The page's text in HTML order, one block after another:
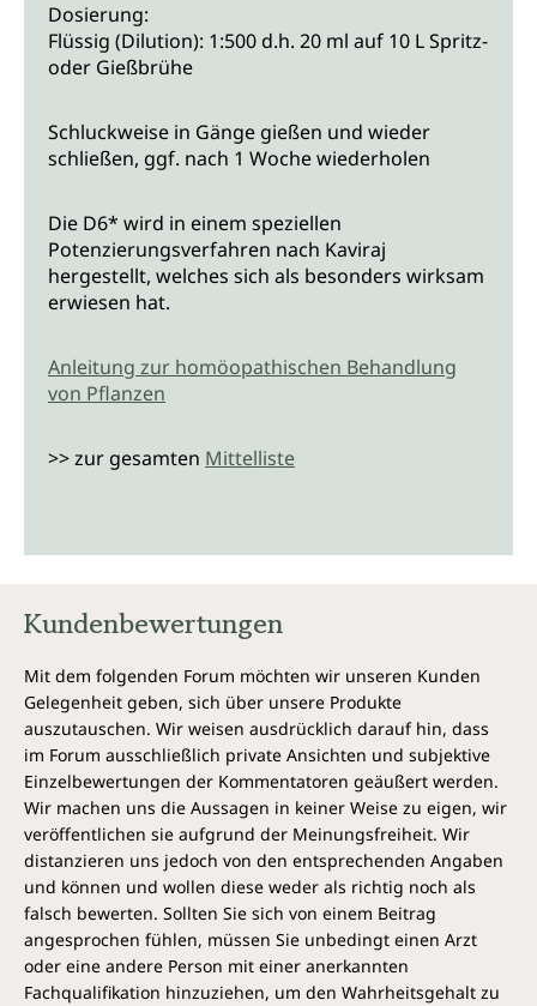
Dosierung:
Flüssig (Dilution): 1:500 d.h. 20 ml auf 10 L Spritz-
oder Gießbrühe
Schluckweise in Gänge gießen und wieder
schließen, ggf. nach 1 Woche wiederholen
Die D6* wird in einem speziellen
Potenzierungsverfahren nach Kaviraj
hergestellt, welches sich als besonders wirksam
erwiesen hat.
Anleitung zur homöopathischen Behandlung
von Pflanzen
>> zur gesamten Mittelliste
Kundenbewertungen
Mit dem folgenden Forum möchten wir unseren Kunden
Gelegenheit geben, sich über unsere Produkte
auszutauschen. Wir weisen ausdrücklich darauf hin, dass
im Forum ausschließlich private Ansichten und subjektive
Einzelbewertungen der Kommentatoren geäußert werden.
Wir machen uns die Aussagen in keiner Weise zu eigen, wir
veröffentlichen sie aufgrund der Meinungsfreiheit. Wir
distanzieren uns jedoch von den entsprechenden Angaben
und können und wollen diese weder als richtig noch als
falsch bewerten. Sollten Sie sich von einem Beitrag
angesprochen fühlen, müssen Sie unbedingt einen Arzt
oder eine andere Person mit einer anerkannten
Fachqualifikation hinzuziehen, um den Wahrheitsgehalt zu